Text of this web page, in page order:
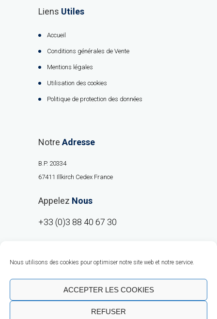
Nous utilisons des cookies pour optimiser notre site web et notre service.
ACCEPTER LES COOKIES
REFUSER
Liens Utiles
Accueil
Conditions générales de Vente
Mentions légales
Utilisation des cookies
Politique de protection des données
Notre Adresse
B.P. 20334
67411 Illkirch Cedex France
Appelez Nous
+33 (0)3 88 40 67 30